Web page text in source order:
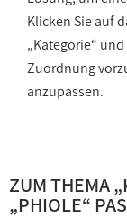
Klicken Sie auf
„Kategorie“
Zuordnung
anzupassen.
ZUM THEMA „
„PHIOLE“